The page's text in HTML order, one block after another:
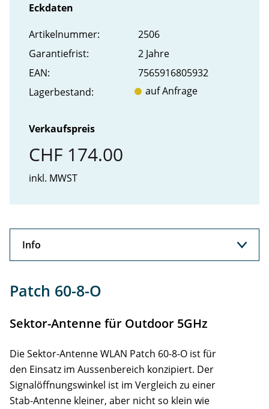
Eckdaten
Artikel­nummer:
2506
Garantiefrist:
2 Jahre
EAN:
7565916805932
Lager­bestand:
auf Anfrage
Verkaufspreis
CHF 174.00
inkl. MWST
Info
Patch 60-8-O
Sektor-Antenne für Outdoor 5GHz
Die Sektor-Antenne WLAN Patch 60-8-O ist für
den Einsatz im Aussenbereich konzipiert. Der
Signalöffnungswinkel ist im Vergleich zu einer
Stab-Antenne kleiner, aber nicht so klein wie